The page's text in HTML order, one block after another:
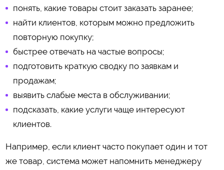
понять, какие товары стоит заказать заранее;
найти клиентов, которым можно предложить
повторную покупку;
быстрее отвечать на частые вопросы;
подготовить краткую сводку по заявкам и
продажам;
выявить слабые места в обслуживании;
подсказать, какие услуги чаще интересуют
клиентов.
Например, если клиент часто покупает один и тот
же товар, система может напомнить менеджеру